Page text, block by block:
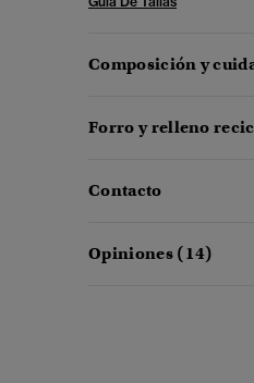
Composición y
Forro y relleno
Contacto
Opiniones (14)